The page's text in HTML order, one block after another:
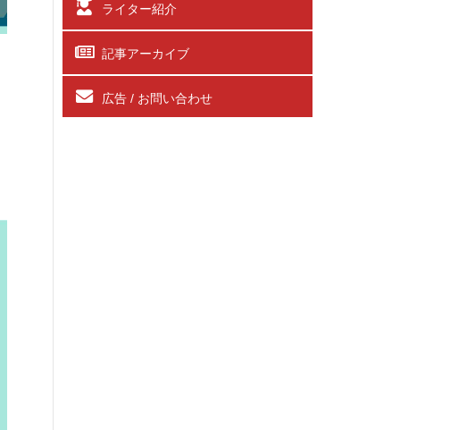
ライター紹介
記事アーカイブ
広告 / お問い合わせ